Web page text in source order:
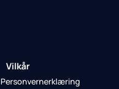
Vilkår
Personvernerklæring